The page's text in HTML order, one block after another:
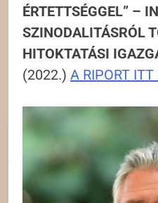
ÉRTETTSÉGGEL” –
SZINODALITÁSRÓL
HITOKTATÁSI
(2022.) A RIPORT